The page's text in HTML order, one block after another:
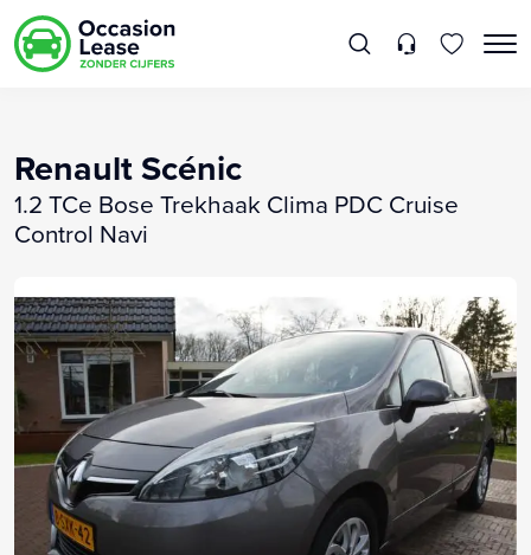
Renault Scénic
1.2 TCe Bose Trekhaak Clima PDC Cruise
Control Navi